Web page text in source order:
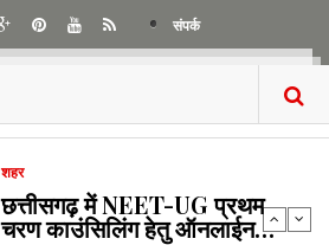
संपर्क
शहर
छत्तीसगढ़ में NEET-UG प्रथम
चरण काउंसिलिंग हेतु ऑनलाईन…